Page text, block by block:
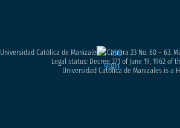
Universidad Católica de Manizales – Carrera 23 No. 60 – 63.
Legal status: Decree 271 of June 19, 1962
Universidad Católica de Manizales is a